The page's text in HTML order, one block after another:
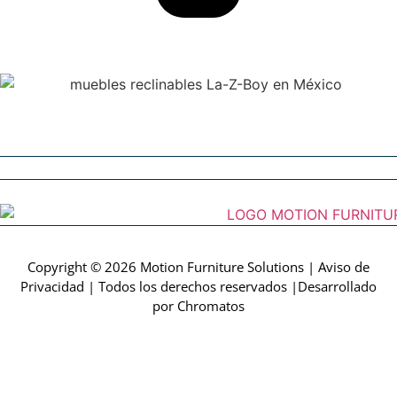
Copyright © 2026 Motion Furniture Solutions | Aviso de
Privacidad | Todos los derechos reservados |Desarrollado
por Chromatos